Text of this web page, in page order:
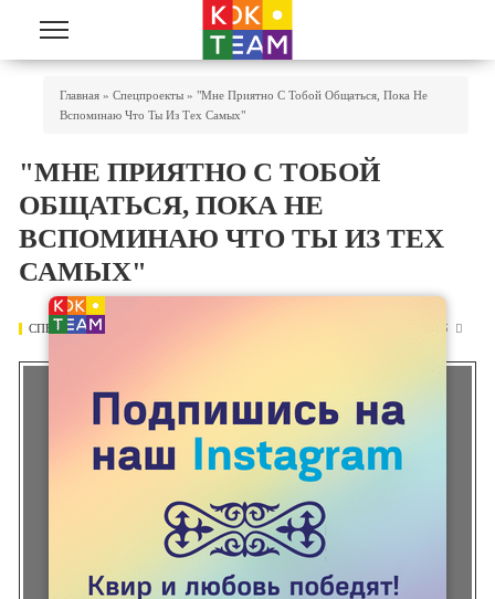
Перейти к основному содержанию
Главная » Спецпроекты » "Мне Приятно С Тобой Общаться, Пока Не
Вспоминаю Что Ты Из Тех Самых"
"МНЕ ПРИЯТНО С ТОБОЙ
ОБЩАТЬСЯ, ПОКА НЕ
ВСПОМИНАЮ ЧТО ТЫ ИЗ ТЕХ
САМЫХ"
СПЕЦПРОЕКТЫ 1365 